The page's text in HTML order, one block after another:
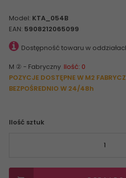
Model: KTA_054B
EAN: 5908212065099
Dostępność towaru w
M ② - Fabryczny Ilość: 0
POZYCJE DOSTĘPNE W M2
BEZPOŚREDNIO W 24/48h
Ilość sztuk